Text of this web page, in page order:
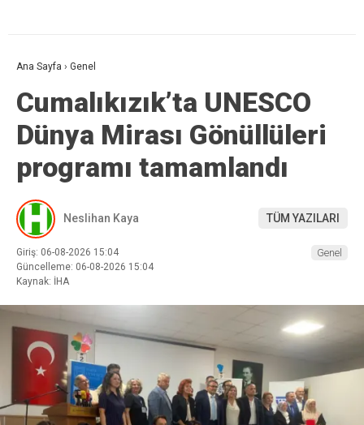
Ana Sayfa › Genel
Cumalıkızık’ta UNESCO
Dünya Mirası Gönüllüleri
programı tamamlandı
Neslihan Kaya TÜM YAZILARI
Giriş: 06-08-2026 15:04
Güncelleme: 06-08-2026 15:04
Kaynak: İHA
Genel